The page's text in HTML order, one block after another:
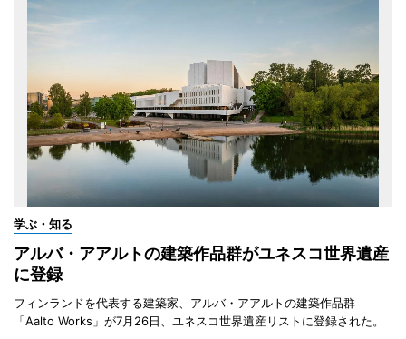
学ぶ・知る
アルバ・アアルトの建築作品群がユネスコ世界遺産
に登録
フィンランドを代表する建築家、アルバ・アアルトの建築作品群
「Aalto Works」が7月26日、ユネスコ世界遺産リストに登録された。